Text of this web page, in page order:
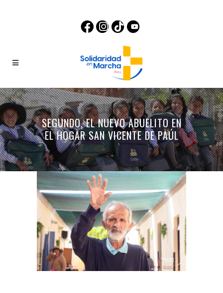
SEGUNDO, EL NUEVO ABUELITO EN
EL HOGAR SAN VICENTE DE PAÚL